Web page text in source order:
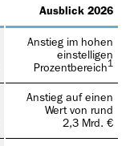
Ausblick 2026
Anstieg im hohen
einstelligen
Prozentbereich1
Anstieg auf einen
Wert von rund
2,3 Mrd. €